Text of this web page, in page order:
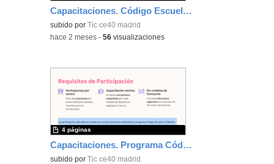
Capacitaciones. Código Escuela 4.0_Madrid
subido por Tic ce40 madrid
-hace 2 meses -56 visualizaciones
Capacitaciones. Programa Código Escuela 4.0_Madrid
subido por Tic ce40 madrid
4 páginas